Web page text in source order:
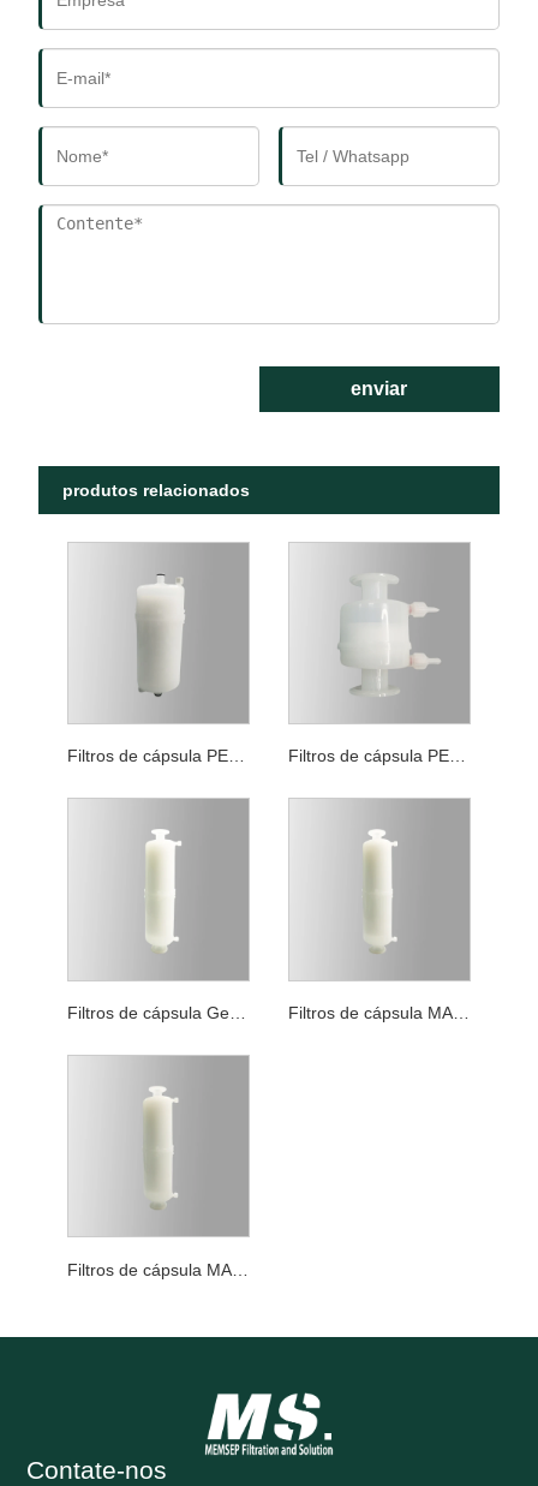
enviar
produtos relacionados
Filtros de cápsula PES de filtragem geral Filtros de cápsula PES com grau de redução de carga biológica
Filtros de cápsula General Filtration MAX PES Filtros de cápsula MAX PES de filtração de esterilização
Filtros de cápsula MAX PES com grau de redução de carga biológica
Contate-nos